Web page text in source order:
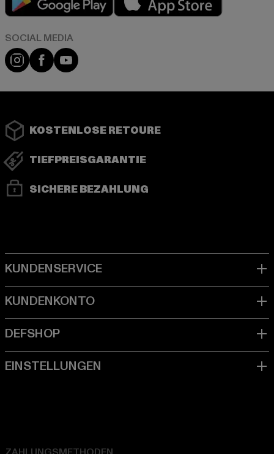
Instagram
FacebookYouTube
KOSTENLOSE RETOURE
TIEFPREISGARANTIE
SICHERE BEZAHLUNG